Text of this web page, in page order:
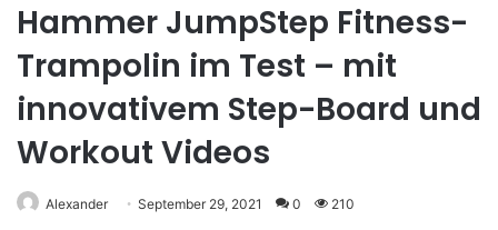
Hammer JumpStep Fitness-
Trampolin im Test – mit
innovativem Step-Board und
Workout Videos
Alexander September 29, 2021 0 210